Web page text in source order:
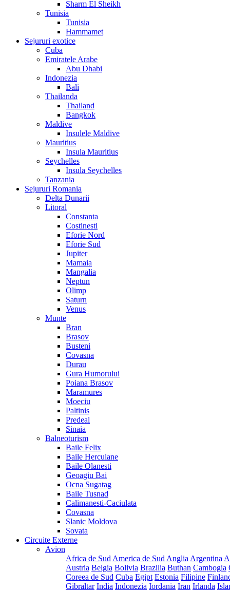
Sharm El Sheikh
Tunisia
Tunisia
Hammamet
Sejururi exotice
Cuba
Emiratele Arabe
Abu Dhabi
Indonezia
Bali
Thailanda
Thailand
Bangkok
Maldive
Insulele Maldive
Mauritius
Insula Mauritius
Seychelles
Insula Seychelles
Tanzania
Sejururi Romania
Delta Dunarii
Litoral
Constanta
Costinesti
Eforie Nord
Eforie Sud
Jupiter
Mamaia
Mangalia
Neptun
Olimp
Saturn
Venus
Munte
Bran
Brasov
Busteni
Covasna
Durau
Gura Humorului
Poiana Brasov
Maramures
Moeciu
Paltinis
Predeal
Sinaia
Balneoturism
Baile Felix
Baile Herculane
Baile Olanesti
Geoagiu Bai
Ocna Sugatag
Baile Tusnad
Calimanesti-Caciulata
Covasna
Slanic Moldova
Sovata
Circuite Externe
Avion
Africa de Sud America de Sud Anglia Argentina
Austria Belgia Bolivia Brazilia Buthan Cambogia
Coreea de Sud Cuba Egipt Estonia Filipine
Gibraltar India Indonezia Iordania Iran Irlanda